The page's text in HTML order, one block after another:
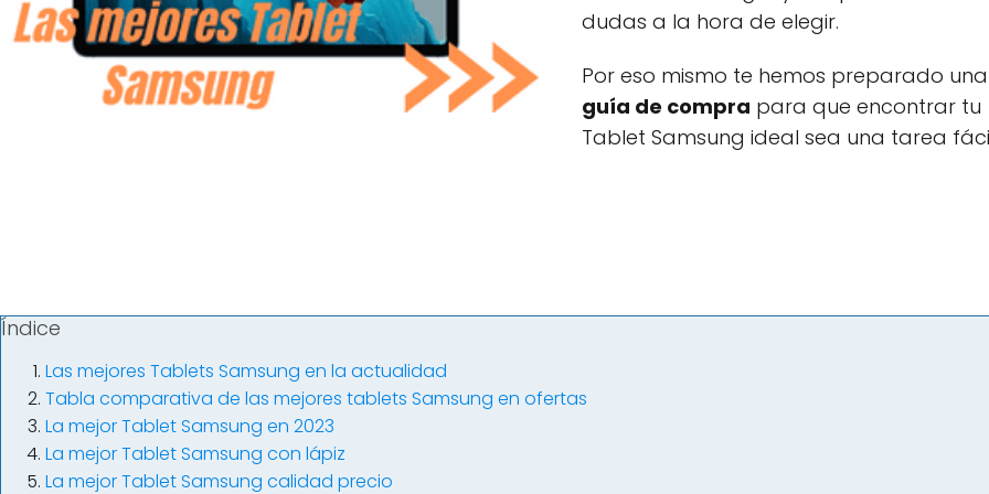
dudas a la hora de elegir.
Por eso mismo te hemos preparado una
guía de compra para que encontrar tu
Tablet Samsung ideal sea una tarea
Índice
Las mejores Tablets Samsung en la actualidad
Tabla comparativa de las mejores tablets Samsung en ofertas
La mejor Tablet Samsung en 2023
La mejor Tablet Samsung con lápiz
La mejor Tablet Samsung calidad precio